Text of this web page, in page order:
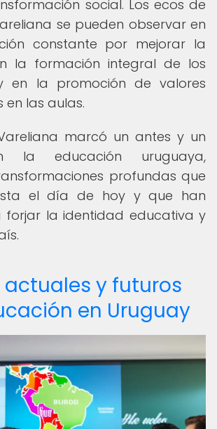
social. Los ecos de
se pueden observar en
constante por mejorar la
la formación integral de los
en la promoción de valores
las aulas.
marcó un antes y un
la educación uruguaya,
profundas que
el día de hoy y que han
forjar la identidad educativa y
actuales y futuros
en Uruguay